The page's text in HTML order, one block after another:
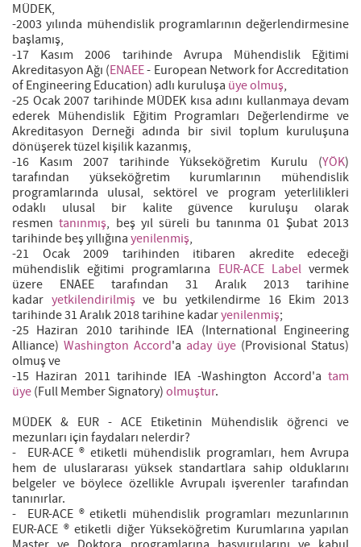
MÜDEK,
-2003 yılında mühendislik programlarının değerlendirmesine
başlamış,
-17 Kasım 2006 tarihinde Avrupa Mühendislik Eğitimi
Akreditasyon Ağı (ENAEE- European Network for Accreditation
of Engineering Education) adlı kuruluşa üye olmuş,
-25 Ocak 2007 tarihinde MÜDEK kısa adını kullanmaya devam
ederek Mühendislik Eğitim Programları Değerlendirme ve
Akreditasyon Derneği adında bir sivil toplum kuruluşuna
dönüşerek tüzel kişilik kazanmış,
-16 Kasım 2007 tarihinde Yükseköğretim Kurulu (YÖK)
tarafından yükseköğretim kurumlarının mühendislik
programlarında ulusal, sektörel ve program yeterlilikleri
odaklı ulusal bir kalite güvence kuruluşu olarak
resmentanınmış, beş yıl süreli bu tanınma 01 Şubat 2013
tarihinde beş yıllığınayenilenmiş,
-21 Ocak 2009 tarihinden itibaren akredite edeceği
mühendislik eğitimi programlarına EUR-ACE Labelvermek
üzere ENAEE tarafından 31 Aralık 2013 tarihine
kadar yetkilendirilmişve bu yetkilendirme 16 Ekim 2013
tarihinde 31 Aralık 2018 tarihine kadaryenilenmiş;
-25 Haziran 2010 tarihinde IEA (International Engineering
Alliance) Washington Accord'a aday üye (Provisional Status)
olmuş ve
-15 Haziran 2011 tarihinde IEA -Washington Accord'a tam
üye(Full Member Signatory)olmuştur.
MÜDEK & EUR - ACE Etiketinin Mühendislik öğrenci ve
mezunları için faydaları nelerdir?
- EUR-ACE ® etiketli mühendislik programları, hem Avrupa
hem de uluslararası yüksek standartlara sahip olduklarını
belgeler ve böylece özellikle Avrupalı işverenler tarafından
tanınırlar.
- EUR-ACE ® etiketli mühendislik programları mezunlarının
EUR-ACE ® etiketli diğer Yükseköğretim Kurumlarına yapılan